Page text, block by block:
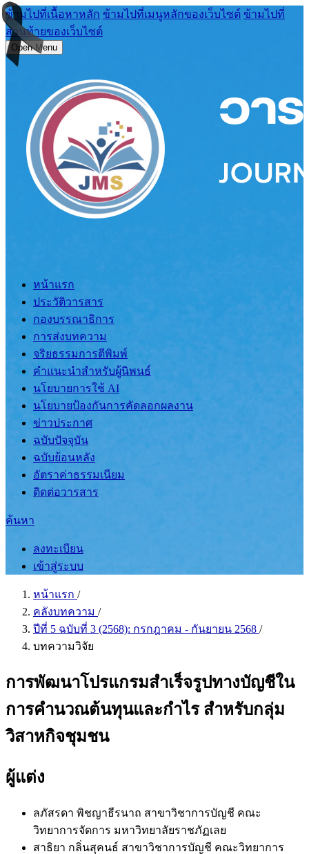
ข้ามไปที่เนื้อหาหลัก ข้ามไปที่เมนูหลักของเว็บไซต์ ข้ามไปที่
ส่วนท้ายของเว็บไซต์
Open Menu
หน้าแรก
ประวัติวารสาร
กองบรรณาธิการ
การส่งบทความ
จริยธรรมการตีพิมพ์
คำแนะนำสำหรับผู้นิพนธ์
นโยบายการใช้ AI
นโยบายป้องกันการคัดลอกผลงาน
ข่าวประกาศ
ฉบับปัจจุบัน
ฉบับย้อนหลัง
อัตราค่าธรรมเนียม
ติดต่อวารสาร
ค้นหา
ลงทะเบียน
เข้าสู่ระบบ
หน้าแรก /
คลังบทความ /
ปีที่ 5 ฉบับที่ 3 (2568): กรกฎาคม - กันยายน 2568 /
บทความวิจัย
การพัฒนาโปรแกรมสำเร็จรูปทางบัญชีใน
การคำนวณต้นทุนและกำไร สำหรับกลุ่ม
วิสาหกิจชุมชน
ผู้แต่ง
ลภัสรดา พิชญาธีรนาถ สาขาวิชาการบัญชี คณะ
วิทยาการจัดการ มหาวิทยาลัยราชภัฏเลย
สาธิยา กลิ่นสุคนธ์ สาขาวิชาการบัญชี คณะวิทยาการ